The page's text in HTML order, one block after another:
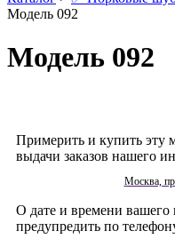
Модель 092
Модель 092
Примерить и купить эту
выдачи заказов нашего
Москва,
О дате и времени вашего
предупредить по